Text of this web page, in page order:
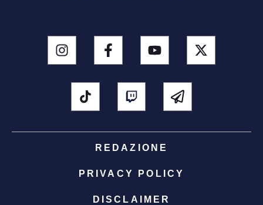
REDAZIONE
PRIVACY POLICY
DISCLAIMER